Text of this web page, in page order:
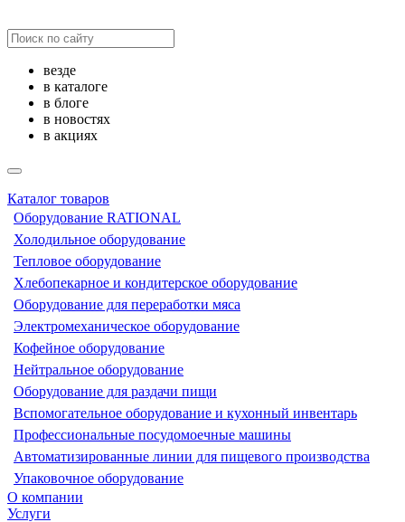
везде
в каталоге
в блоге
в новостях
в акциях
Каталог товаров
Оборудование RATIONAL
Холодильное оборудование
Тепловое оборудование
Хлебопекарное и кондитерское оборудование
Оборудование для переработки мяса
Электромеханическое оборудование
Кофейное оборудование
Нейтральное оборудование
Оборудование для раздачи пищи
Вспомогательное оборудование и кухонный инвентарь
Профессиональные посудомоечные машины
Автоматизированные линии для пищевого производства
Упаковочное оборудование
О компании
Услуги